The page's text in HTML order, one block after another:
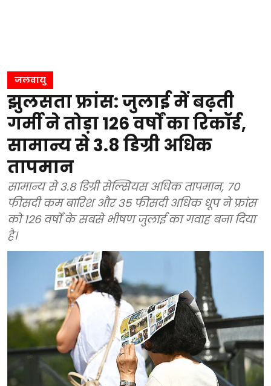
जलवायु
झुलसता फ्रांस: जुलाई में बढ़ती
गर्मी ने तोड़ा 126 वर्षों का रिकॉर्ड,
सामान्य से 3.8 डिग्री अधिक
तापमान
सामान्य से 3.8 डिग्री सेल्सियस अधिक तापमान, 70
फीसदी कम बारिश और 35 फीसदी अधिक धूप ने फ्रांस
को 126 वर्षों के सबसे भीषण जुलाई का गवाह बना दिया
है।